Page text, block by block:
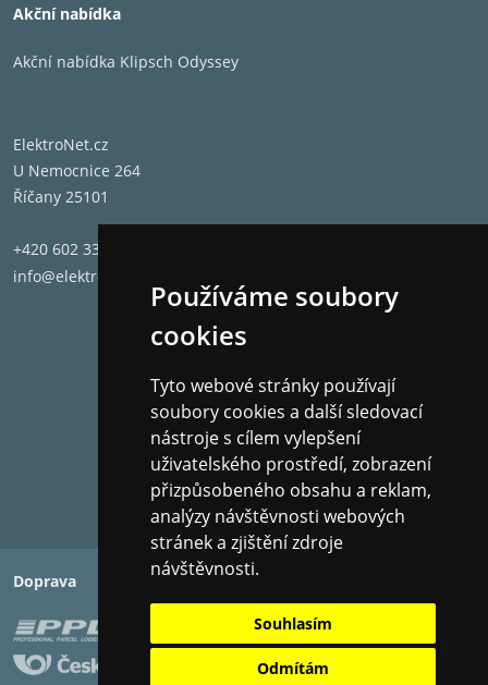
Používáme soubory
cookies
Tyto webové stránky používají
soubory cookies a další sledovací
nástroje s cílem vylepšení
uživatelského prostředí, zobrazení
přizpůsobeného obsahu a reklam,
analýzy návštěvnosti webových
stránek a zjištění zdroje
návštěvnosti.
Souhlasím
Odmítám
Akční nabídka
Akční nabídka Klipsch Odyssey
ElektroNet.cz
U Nemocnice 264
Říčany 25101
+420 602 331 662
info@elektronet.cz
Doprava Platba